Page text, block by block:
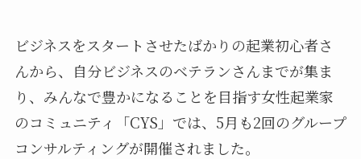
ビジネスをスタートさせたばかりの起業初心者さ
んから、自分ビジネスのベテランさんまでが集ま
り、みんなで豊かになることを目指す女性起業家
のコミュニティ「CYS」では、5月も2回のグループ
コンサルティングが開催されました。